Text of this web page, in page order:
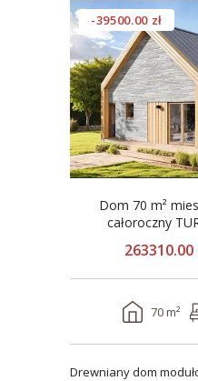
-39500.00 zł
Dom 70 m²
całoroczny
263310.00
70 m²
Drewniany dom